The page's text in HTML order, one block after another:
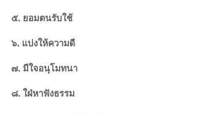
๕. ยอมตนรับใช้
๖. แบ่งให้ความดี
๗. มีใจอนุโมทนา
๘. ใฝ่หาฟังธรรม